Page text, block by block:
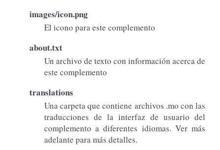
images/icon.png
El icono para este complemento
about.txt
Un archivo de texto con información acerca de
este complemento
translations
Una carpeta que contiene archivos .mo con las
traducciones de la interfaz de usuario del
complemento a diferentes idiomas. Ver más
adelante para más detalles.